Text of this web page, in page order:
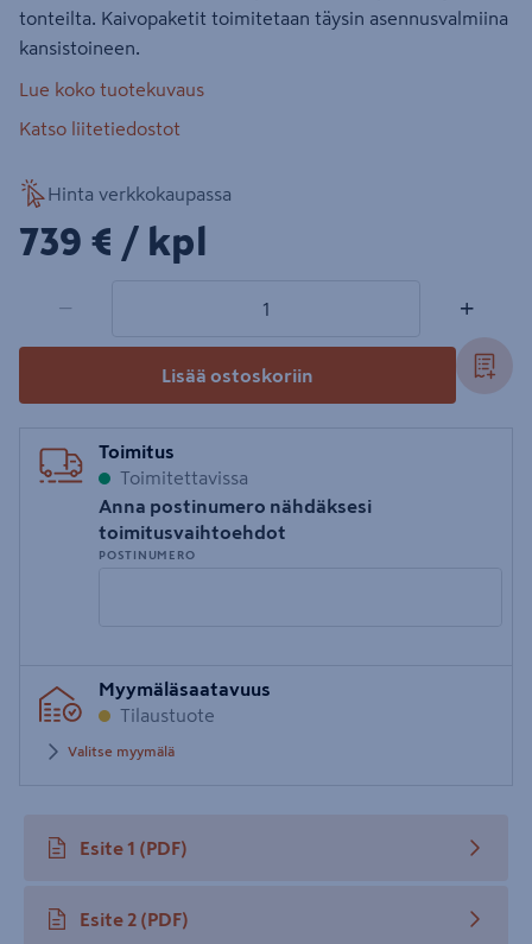
tonteilta. Kaivopaketit toimitetaan täysin asennusvalmiina
kansistoineen.
Lue koko tuotekuvaus
Katso liitetiedostot
Hinta verkkokaupassa
739€/kpl
739 € / kpl
− +
Lisää ostoskoriin
Toimitus
Toimitettavissa
Anna postinumero nähdäksesi
toimitusvaihtoehdot
POSTINUMERO
postinumero
Myymäläsaatavuus
Tilaustuote
Valitse myymälä
Esite 1 (PDF)
avautuu uuteen välilehteen
Esite 2 (PDF)
avautuu uuteen välilehteen